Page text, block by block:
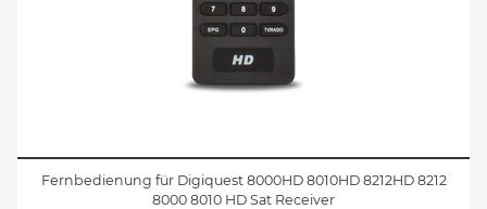
Fernbedienung für Digiquest 8000HD 8010HD 8212HD 8212
8000 8010 HD Sat Receiver